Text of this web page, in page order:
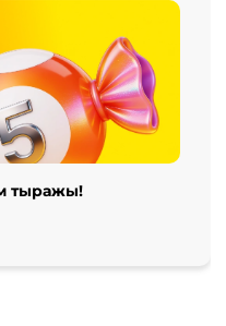
тыражы!